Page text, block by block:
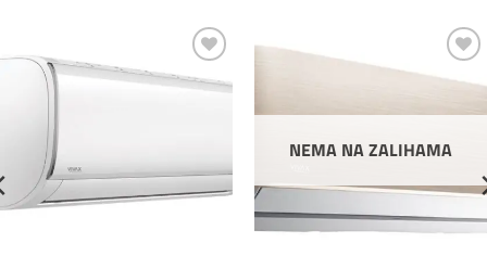
Dodaj
na
Dodaj
NEMA NA ZALIHAMA